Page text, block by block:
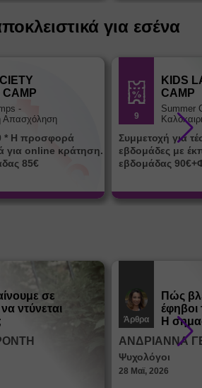
για εσένα
CAMP
-
Απασχόληση
για online κράτηση.
85€
9
KIDS
CAMP
Summer
Συμμετοχή για
εβδομάδες με
εβδομάδας
σε
ντύνεται
Άρθρα
Πώς
Η
στη
ΑΝΔΡΙΑΝΝΑ
Ψυχολόγοι
28 Μαϊ, 2026